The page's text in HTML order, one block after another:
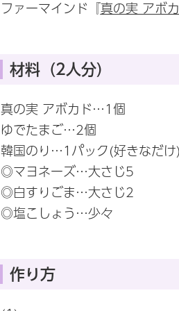
ファーマインド『 真の実 アボ
材料（2人分）
真の実 アボカド…1個
ゆでたまご…2個
韓国のり…1パック(好きなだけ)
◎マヨネーズ…大さじ5
◎白すりごま…大さじ2
◎塩こしょう…少々
作り方